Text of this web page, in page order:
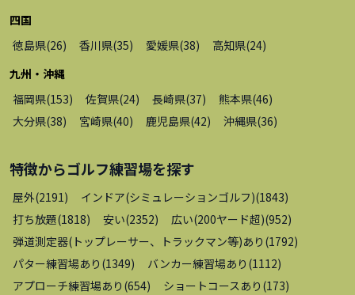
四国
徳島県(26) 香川県(35) 愛媛県(38) 高知県(24)
九州・沖縄
福岡県(153) 佐賀県(24) 長崎県(37) 熊本県(46)
大分県(38) 宮崎県(40) 鹿児島県(42) 沖縄県(36)
特徴からゴルフ練習場を探す
屋外(2191 ) インドア(シミュレーションゴルフ)(1843)
打ち放題(1818) 安い(2352) 広い(200ヤード超)(952)
弾道測定器(トップレーサー、トラックマン等)あり (1792)
パター練習場あり (1349) バンカー練習場あり (1112)
アプローチ練習場あり (654) ショートコースあり (173)